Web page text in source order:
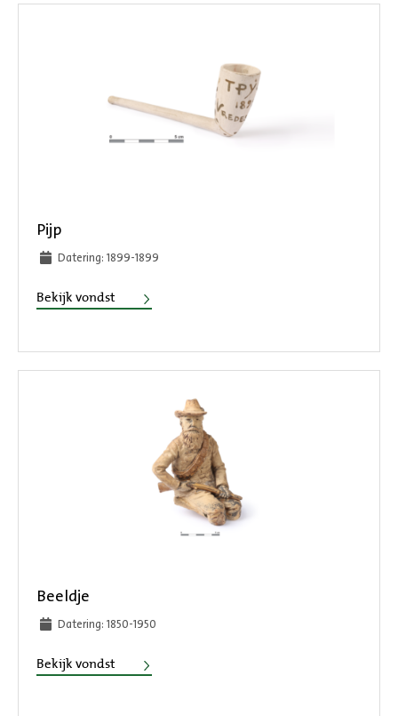
Pijp
Datering: 1899-1899
Bekijk vondst
Beeldje
Datering: 1850-1950
Bekijk vondst Beeldje